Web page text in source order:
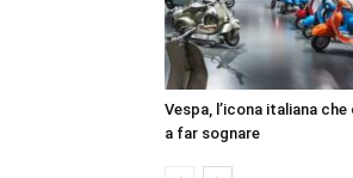
Vespa, l’icona italiana
a far sognare